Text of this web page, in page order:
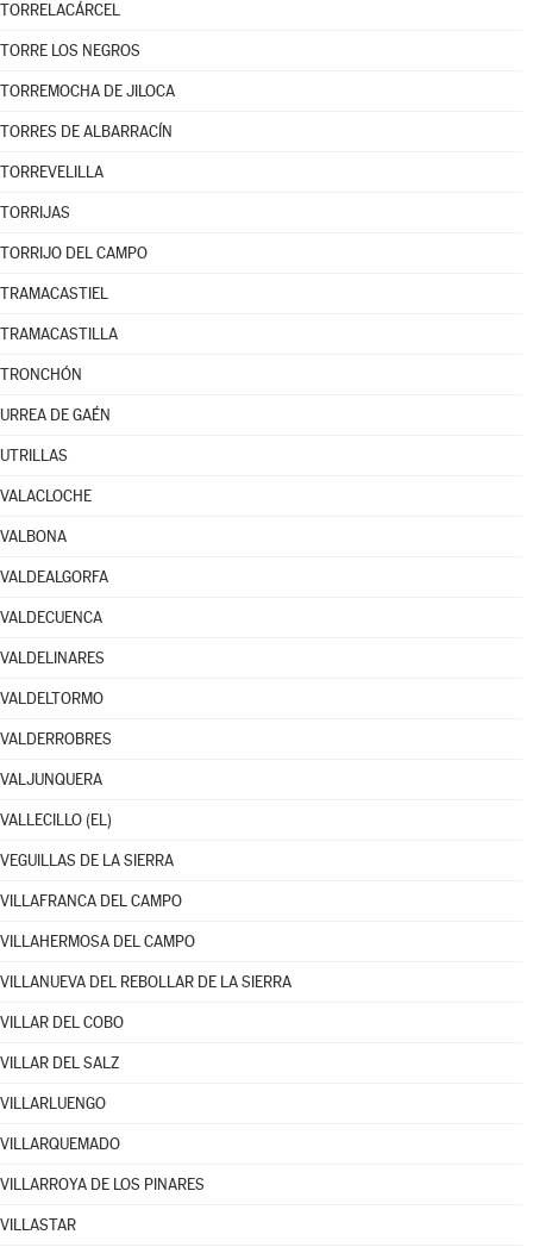
TORRELACÁRCEL
TORRE LOS NEGROS
TORREMOCHA DE JILOCA
TORRES DE ALBARRACÍN
TORREVELILLA
TORRIJAS
TORRIJO DEL CAMPO
TRAMACASTIEL
TRAMACASTILLA
TRONCHÓN
URREA DE GAÉN
UTRILLAS
VALACLOCHE
VALBONA
VALDEALGORFA
VALDECUENCA
VALDELINARES
VALDELTORMO
VALDERROBRES
VALJUNQUERA
VALLECILLO (EL)
VEGUILLAS DE LA SIERRA
VILLAFRANCA DEL CAMPO
VILLAHERMOSA DEL CAMPO
VILLANUEVA DEL REBOLLAR DE LA SIERRA
VILLAR DEL COBO
VILLAR DEL SALZ
VILLARLUENGO
VILLARQUEMADO
VILLARROYA DE LOS PINARES
VILLASTAR